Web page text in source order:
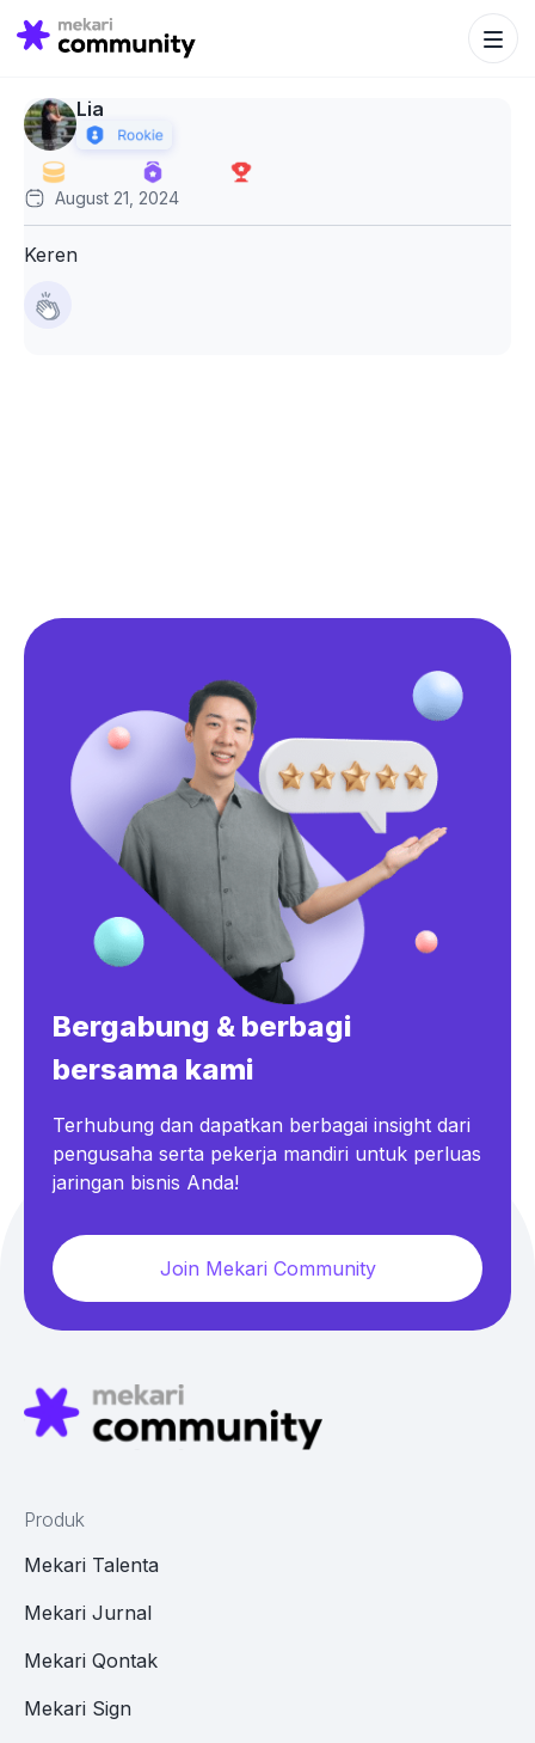
Search
for:
Search
Lia
August 21, 2024
Keren
Bergabung & berbagi
bersama kami
Terhubung dan dapatkan berbagai insight dari
pengusaha serta pekerja mandiri untuk perluas
jaringan bisnis Anda!
Join Mekari Community
Produk
Mekari Talenta
Mekari Jurnal
Mekari Qontak
Mekari Sign